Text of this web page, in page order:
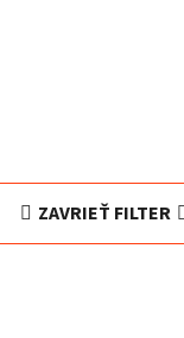
ZAVRIEŤ FILTER